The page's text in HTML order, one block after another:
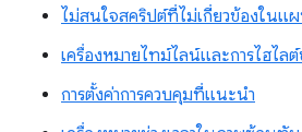
ไม่สนใจสคริปต์ที่ไม่เกี่ยวข้องในแ
เครื่องหมายไทม์ไลน์และการไฮไลต์
การตั้งค่าการควบคุมที่แนะนำ